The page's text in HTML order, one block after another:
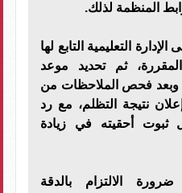
المنظمة لذلك.
التعليمية التابع لها
ثم تحديد موعد
وبعد فحص الملاحظات من
نتيجة التظلم، مع رد
أحقيته في زيادة
الالتزام بالدقة